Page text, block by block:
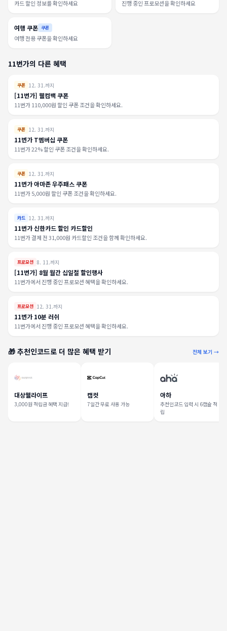
카드 할인 정보를 확인하세요 진행 중인 프로모션을 확인하세요
여행 쿠폰 쿠폰
여행 전용 쿠폰을 확인하세요
11번가의 다른 혜택
쿠폰 12. 31.까지
[11번가] 웰컴백 쿠폰
11번가 110,000원 할인 쿠폰 조건을 확인하세요.
쿠폰 12. 31.까지
11번가 T멤버십 쿠폰
11번가 22% 할인 쿠폰 조건을 확인하세요.
쿠폰 12. 31.까지
11번가 아마존 우주패스 쿠폰
11번가 5,000원 할인 쿠폰 조건을 확인하세요.
카드 12. 31.까지
11번가 신한카드 할인 카드할인
11번가 결제 전 31,000원 카드할인 조건을 함께 확인하세요.
프로모션 8. 11.까지
[11번가] 8월 월간 십일절 할인행사
11번가에서 진행 중인 프로모션 혜택을 확인하세요.
프로모션 12. 31.까지
11번가 10분 러쉬
11번가에서 진행 중인 프로모션 혜택을 확인하세요.
🎁 추천인코드로 더 많은 혜택 받기 전체 보기 →
대상웰라이프
3,000원 적립금 혜택 지급!
캡컷
7일간 무료 사용 가능
아하
추천인코드 입력 시 6캡슐 적
립